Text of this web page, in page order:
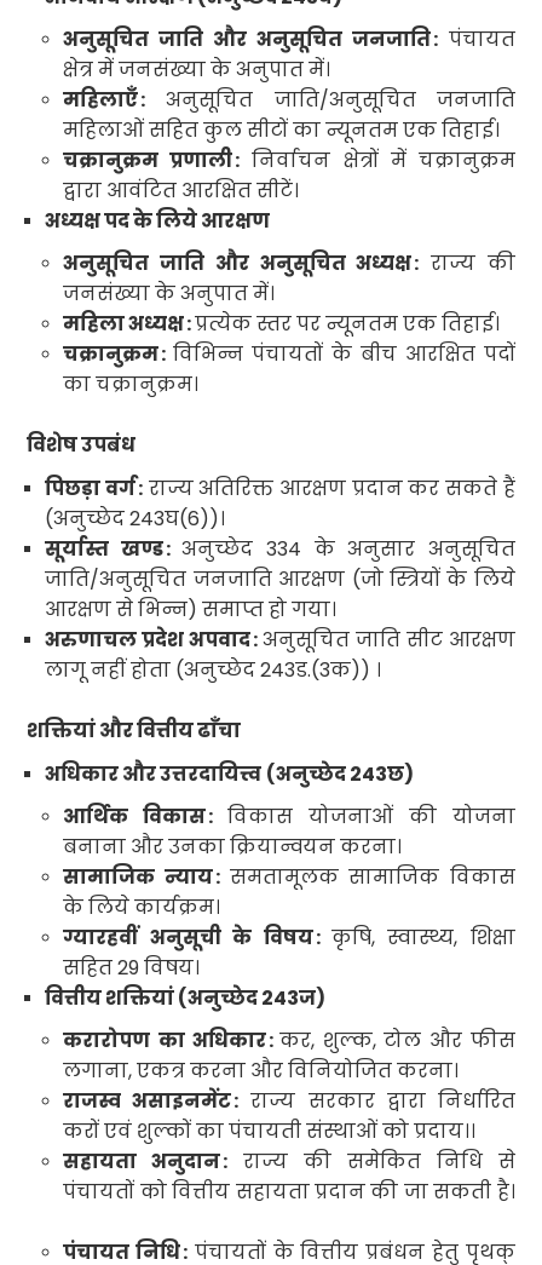
अनुसूचित जाति और अनुसूचित जनजाति: पंचायत
क्षेत्र में जनसंख्या के अनुपात में।
महिलाएँ:
अनुसूचित जाति/अनुसूचित जनजाति
महिलाओं सहित कुल सीटों का न्यूनतम एक तिहाई।
चक्रानुक्रम प्रणाली: निर्वाचन क्षेत्रों में चक्रानुक्रम
द्वारा आवंटित आरक्षित सीटें।
अध्यक्ष पद के लिये आरक्षण
अनुसूचित जाति और अनुसूचित अध्यक्ष: राज्य की
जनसंख्या के अनुपात में।
महिला अध्यक्ष:प्रत्येक स्तर पर न्यूनतम एक तिहाई।
चक्रानुक्रम:विभिन्न पंचायतों के बीच आरक्षित पदों
का चक्रानुक्रम।
विशेष उपबंध
पिछड़ा वर्ग: राज्य अतिरिक्त आरक्षण प्रदान कर सकते हैं
(अनुच्छेद243घ(6))।
सूर्यास्त खण्ड:अनुच्छेद334 के अनुसार अनुसूचित
जाति/अनुसूचित जनजाति आरक्षण (जो स्त्रियों के लिये
आरक्षण से भिन्न) समाप्त हो गया।
अरुणाचल प्रदेश अपवाद:अनुसूचित जाति सीट आरक्षण
लागू नहीं होता (अनुच्छेद243ड.(3क)) ।
शक्तियां और वित्तीय ढाँचा
अधिकार और उत्तरदायित्त्व (अनुच्छेद243छ)
आर्थिक विकास:विकास योजनाओं की योजना
बनाना और उनका क्रियान्वयन करना।
सामाजिक न्याय: समतामूलक सामाजिक विकास
के लिये कार्यक्रम।
ग्यारहवीं अनुसूची के विषय: कृषि,स्वास्थ्य, शिक्षा
सहित29विषय।
वित्तीय शक्तियां (अनुच्छेद243ज)
करारोपण का अधिकार:कर, शुल्क,टोल और फीस
लगाना,एकत्र करना और विनियोजित करना।
राजस्व असाइनमेंट: राज्य सरकार द्वारा निर्धारित
करों एवं शुल्कों का पंचायती संस्थाओं को प्रदाय।।
सहायता अनुदान: राज्य की समेकित निधि से
पंचायतों को वित्तीय सहायता प्रदान की जा सकती है।
पंचायत निधि: पंचायतों के वित्तीय प्रबंधन हेतु पृथक्